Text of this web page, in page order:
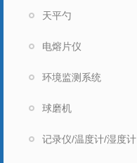
天平勺
电熔片仪
环境监测系统
球磨机
记录仪/温度计/湿度计